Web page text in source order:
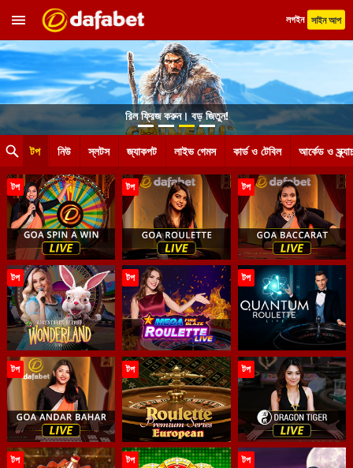
লগইন সাইন আপ
রিল ফ্রিজ করুন। বড় জিতুন!
টপ নিউ স্লটস জ্যাকপট লাইভ গেমস কার্ড ও টেবিল আর্কেড ও
টপ টপ টপ
টপ টপ টপ
টপ টপ টপ
টপ টপ টপ